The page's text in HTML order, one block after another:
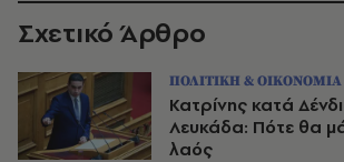
Σχετικό Άρθρο
ΠΟΛΙΤΙΚΗ & ΟΙΚΟΝΟΜΙΑ
Κατρίνης κατά
Λευκάδα: Πότε θα
λαός